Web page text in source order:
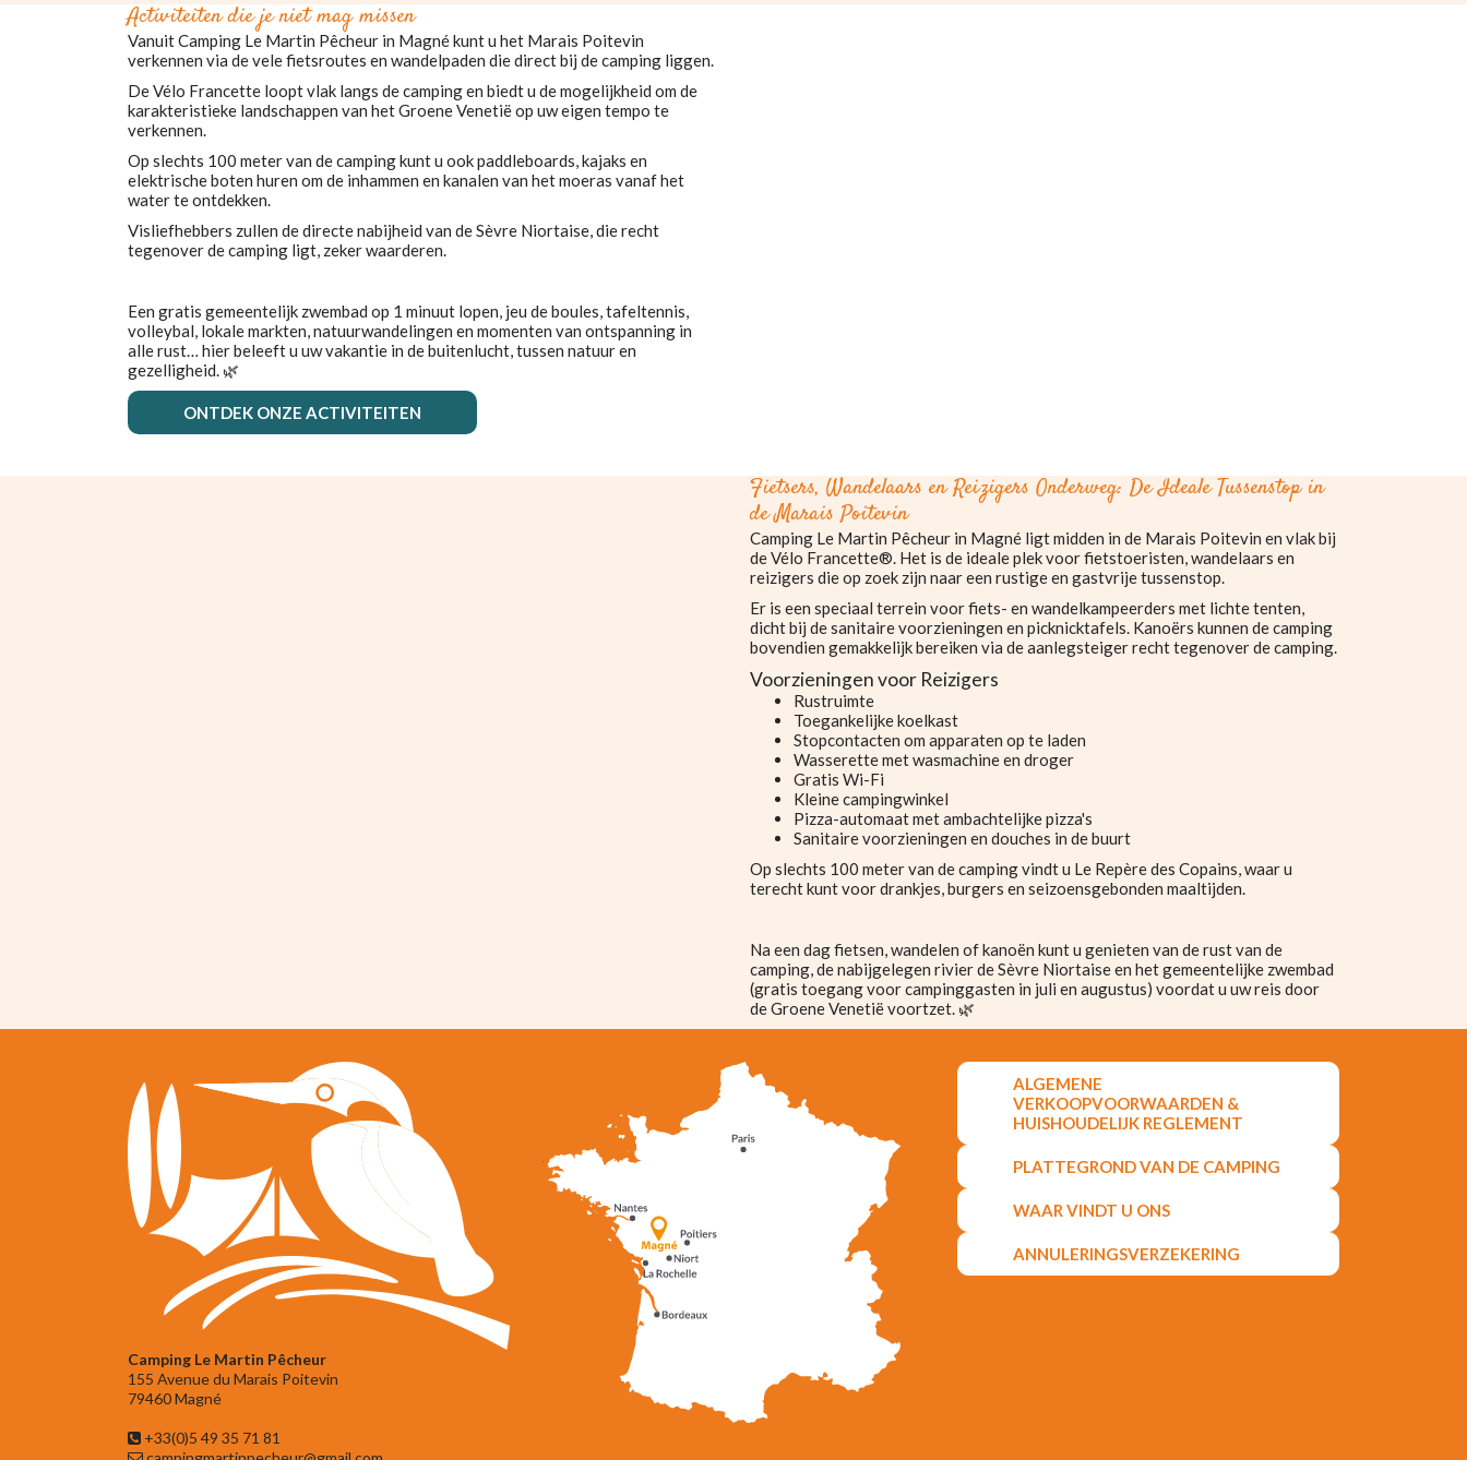
Activiteiten die je niet mag missen
Vanuit Camping Le Martin Pêcheur in Magné kunt u het Marais Poitevin
verkennen via de vele fietsroutes en wandelpaden die direct bij de camping liggen.
De Vélo Francette loopt vlak langs de camping en biedt u de mogelijkheid om de
karakteristieke landschappen van het Groene Venetië op uw eigen tempo te
verkennen.
Op slechts 100 meter van de camping kunt u ook paddleboards, kajaks en
elektrische boten huren om de inhammen en kanalen van het moeras vanaf het
water te ontdekken.
Visliefhebbers zullen de directe nabijheid van de Sèvre Niortaise, die recht
tegenover de camping ligt, zeker waarderen.
Een gratis gemeentelijk zwembad op 1 minuut lopen, jeu de boules, tafeltennis,
volleybal, lokale markten, natuurwandelingen en momenten van ontspanning in
alle rust… hier beleeft u uw vakantie in de buitenlucht, tussen natuur en
gezelligheid. 🌿
ONTDEK ONZE ACTIVITEITEN
Fietsers, Wandelaars en Reizigers Onderweg: De Ideale Tussenstop in
de Marais Poitevin
Camping Le Martin Pêcheur in Magné ligt midden in de Marais Poitevin en vlak bij
de Vélo Francette®. Het is de ideale plek voor fietstoeristen, wandelaars en
reizigers die op zoek zijn naar een rustige en gastvrije tussenstop.
Er is een speciaal terrein voor fiets- en wandelkampeerders met lichte tenten,
dicht bij de sanitaire voorzieningen en picknicktafels. Kanoërs kunnen de camping
bovendien gemakkelijk bereiken via de aanlegsteiger recht tegenover de camping.
Voorzieningen voor Reizigers
Rustruimte
Toegankelijke koelkast
Stopcontacten om apparaten op te laden
Wasserette met wasmachine en droger
Gratis Wi-Fi
Kleine campingwinkel
Pizza-automaat met ambachtelijke pizza's
Sanitaire voorzieningen en douches in de buurt
Op slechts 100 meter van de camping vindt u Le Repère des Copains, waar u
terecht kunt voor drankjes, burgers en seizoensgebonden maaltijden.
Na een dag fietsen, wandelen of kanoën kunt u genieten van de rust van de
camping, de nabijgelegen rivier de Sèvre Niortaise en het gemeentelijke zwembad
(gratis toegang voor campinggasten in juli en augustus) voordat u uw reis door
de Groene Venetië voortzet. 🌿
Camping Le Martin Pêcheur
155 Avenue du Marais Poitevin
79460 Magné
+33(0)5 49 35 71 81
ALGEMENE
VERKOOPVOORWAARDEN &
HUISHOUDELIJK REGLEMENT
PLATTEGROND VAN DE CAMPING
WAAR VINDT U ONS
ANNULERINGSVERZEKERING